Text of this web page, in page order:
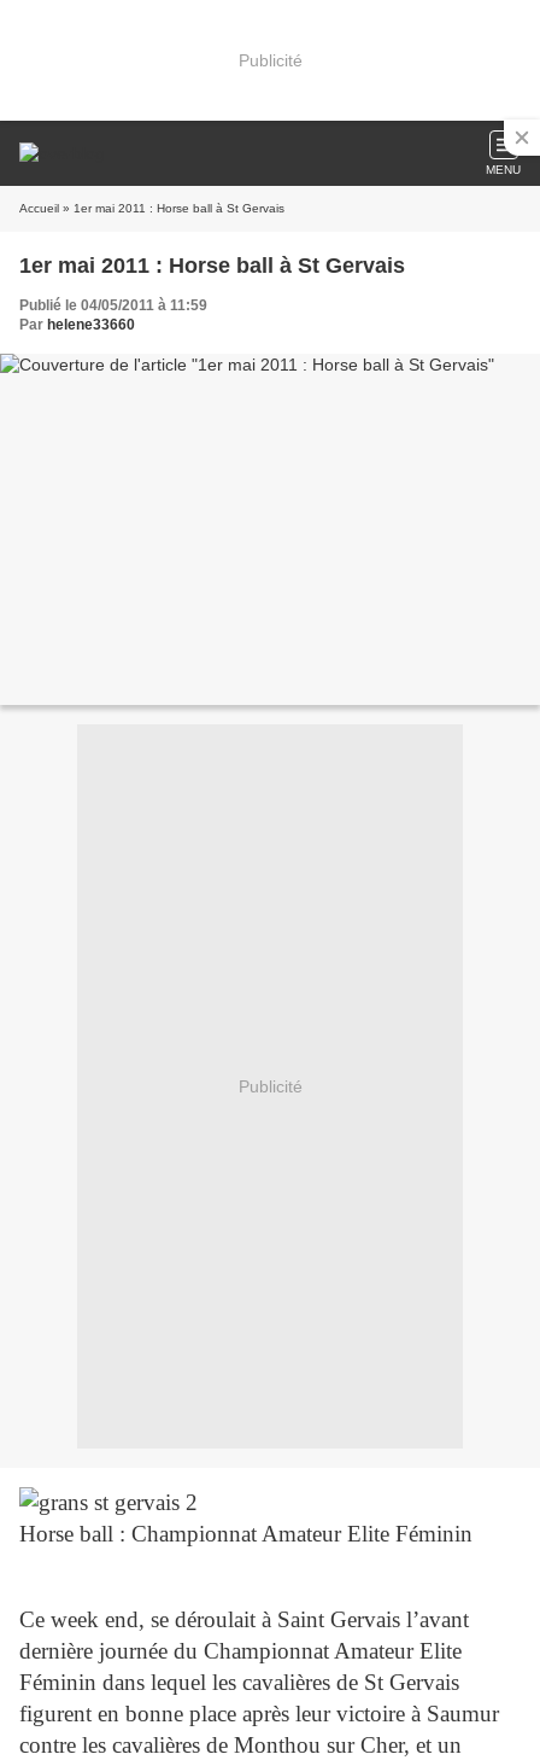
Publicité
MENU
Accueil » 1er mai 2011 : Horse ball à St Gervais
1er mai 2011 : Horse ball à St Gervais
Publié le 04/05/2011 à 11:59
Par helene33660
Publicité
Horse ball : Championnat Amateur Elite Féminin
Ce week end, se déroulait à Saint Gervais l’avant
dernière journée du Championnat Amateur Elite
Féminin dans lequel les cavalières de St Gervais
figurent en bonne place après leur victoire à Saumur
contre les cavalières de Monthou sur Cher, et un